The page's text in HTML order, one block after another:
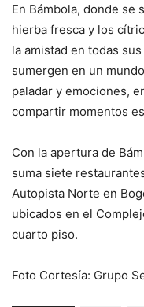
En Bámbola, donde se
hierba fresca y los
la amistad en todas
sumergen en un
paladar y emociones,
compartir momentos
Con la apertura de
suma siete
Autopista Norte en
ubicados en el
cuarto piso.
Foto Cortesía: Grupo